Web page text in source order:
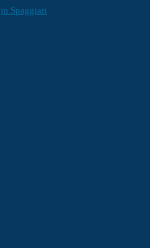
Spaggiari